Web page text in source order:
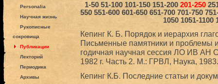
Personalia
Научная жизнь
Рукописные
сокровища
Публикации
Лекторий
Периодика
Архивы
1-50 51-100 101-150 151-200 201-250
550 551-600 601-650 651-700 701-750
1050 1051-1100
Кепинг К. Б. Порядок и иерархия
Письменные памятники и проблемы
годичная научная сессия ЛО ИВ
1982 г. Часть 2. М.: ГРВЛ, Наука,
Кепинг К.Б. Последние статьи и